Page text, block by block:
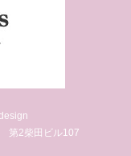
第2柴田ビル107